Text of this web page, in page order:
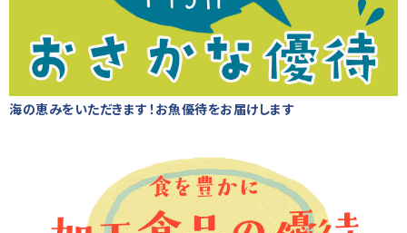
海の恵みをいただきます！お魚優待をお届けします